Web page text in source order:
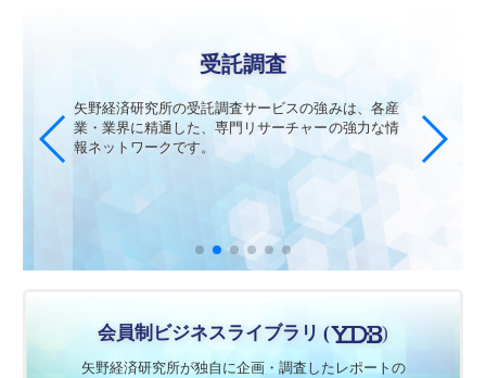
受託調査
矢野経済研究所の受託調査サービスの強みは、各産
業・業界に精通した、専門リサーチャーの強力な情
報ネットワークです。
会員制ビジネスライブラリ (
矢野経済研究所が独自に企画・調査したレポートの